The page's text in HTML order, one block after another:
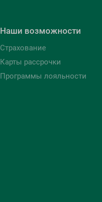
Наши возможности
Страхование
Карты рассрочки
Программы лояльности